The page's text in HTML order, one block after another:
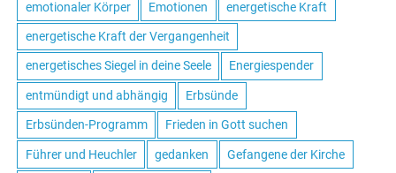
emotionaler Körper Emotionen energetische Kraft
energetische Kraft der Vergangenheit
energetisches Siegel in deine Seele Energiespender
entmündigt und abhängig Erbsünde
Erbsünden-Programm Frieden in Gott suchen
Führer und Heuchler gedanken Gefangene der Kirche